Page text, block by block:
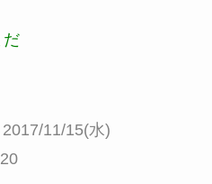
だ
2017/11/15(水)